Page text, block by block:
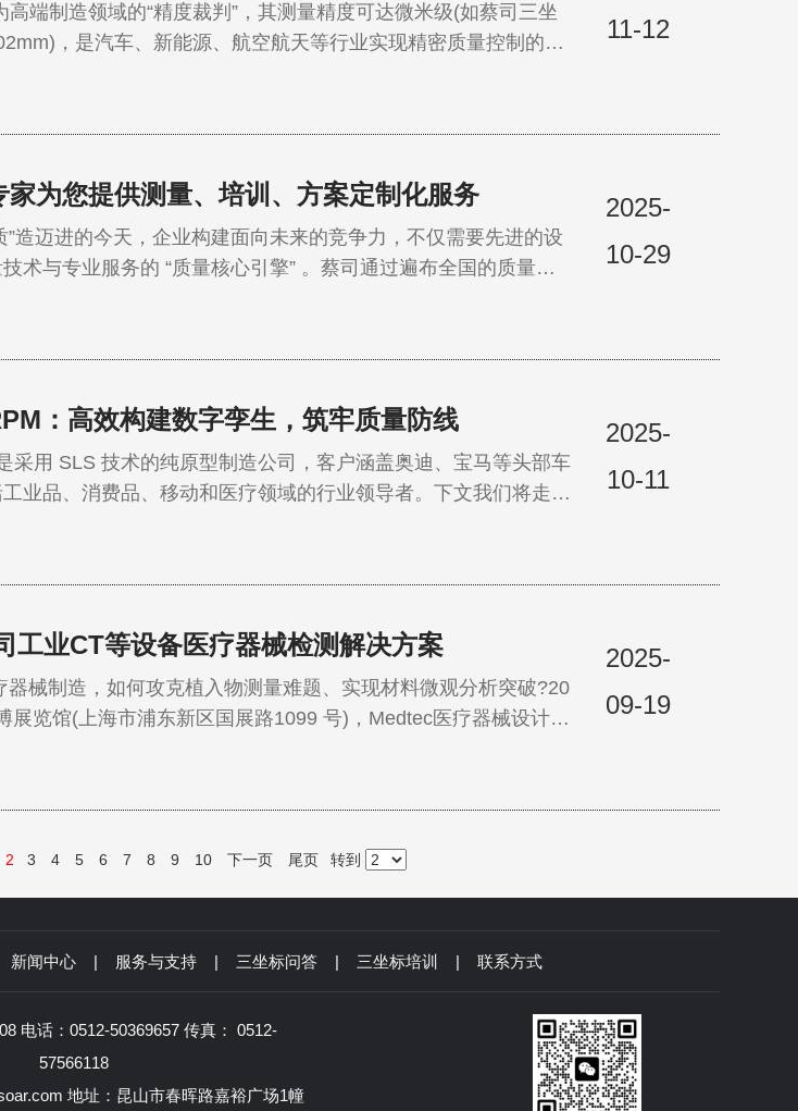
制造领域的“精度裁判”，其测量精度可达微米级(如蔡司三坐
，是汽车、新能源、航空航天等行业实现精密质量控制的核
是针对高精度属性的系统性调试工程——专业人员的参与，是确
11-12
为您提供测量、培训、方案定制化服务
迈进的今天，企业构建面向未来的竞争力，不仅需要先进的设
的 “质量核心引擎” 。蔡司通过遍布全国的质量卓
务响应，成为客户身边触手可及的质量伙伴，为企业的卓越发展
2025-
10-29
：高效构建数字孪生，筑牢质量防线
涵盖奥迪、宝马等头部车
业品、消费品、移动和医疗领域的行业领导者。下文我们将走近
2025-
10-11
工业CT等设备医疗器械检测解决方案
制造，如何攻克植入物测量难题、实现材料微观分析突破?20
展览馆(上海市浦东新区国展路1099 号)，Medtec医疗器械设计与
量检测的行业盛宴! 本次展会，蔡司深度覆盖医疗器械研发设
2025-
09-19
2 3 4 5 6 7 8 9 10 下一页 尾页 转到
新闻中心 | 服务与支持 | 三坐标问答 | 三坐标培训 | 联系方式
电话：0512-50369657 传真： 0512-
57566118
地址：昆山市春晖路嘉裕广场1幢